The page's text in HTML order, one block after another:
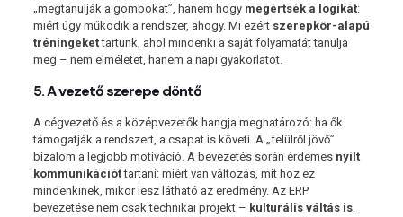
„megtanulják a gombokat”, hanem hogy megértsék a logikát:
miért úgy működik a rendszer, ahogy. Mi ezért szerepkör-alapú
tréningekettartunk, ahol mindenki a saját folyamatát tanulja
meg – nem elméletet, hanem a napi gyakorlatot.
5. A vezető szerepe döntő
A cégvezető és a középvezetők hangja meghatározó: ha ők
támogatják a rendszert, a csapat is követi. A „felülről jövő”
bizalom a legjobb motiváció. A bevezetés során érdemes nyílt
kommunikációttartani: miért van változás, mit hoz ez
mindenkinek, mikor lesz látható az eredmény. Az ERP
bevezetése nem csak technikai projekt – kulturális váltás is.